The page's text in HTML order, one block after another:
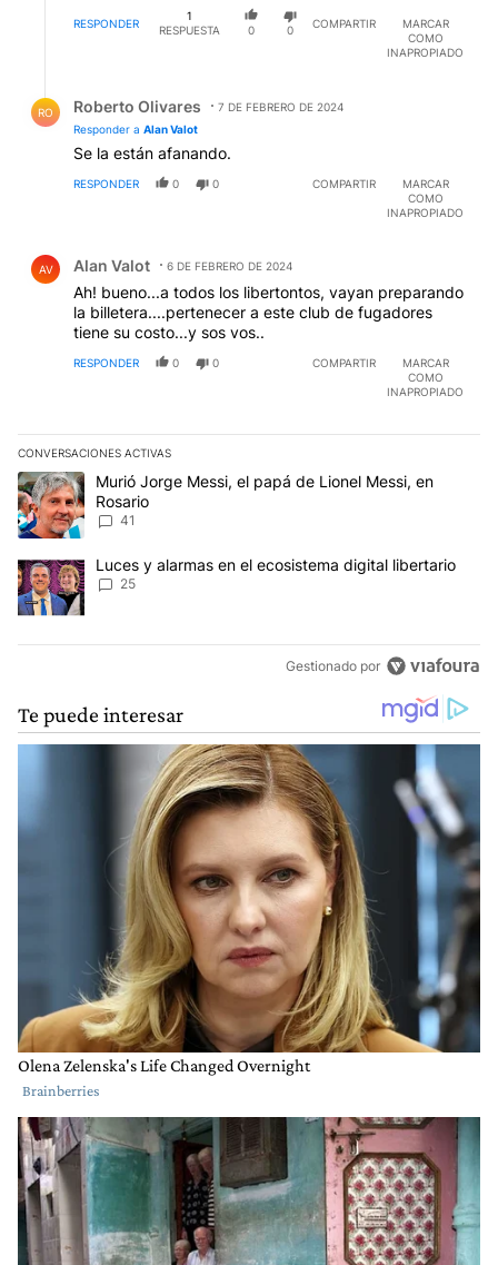
RESPONDER
1
RESPUESTA
0 0
COMPARTIR
MARCAR
COMO
INAPROPIADO
RO Roberto Olivares
7 DE FEBRERO DE 2024
Responder a Alan Valot
Se la están afanando.
RESPONDER 0 0 COMPARTIR
MARCAR
COMO
INAPROPIADO
AV Alan Valot 6 DE FEBRERO DE 2024
Ah! bueno...a todos los libertontos, vayan preparando
la billetera....pertenecer a este club de fugadores
tiene su costo...y sos vos..
RESPONDER 0 0 COMPARTIR
MARCAR
COMO
INAPROPIADO
CONVERSACIONES ACTIVAS
Este listado muestra los artículos con más comentarios en los
Un artículo de tendencia con el título "Murió Jorge Messi, el papá
Murió Jorge Messi, el papá de Lionel Messi, en
Rosario
41
Un artículo de tendencia con el título "Luces y alarmas en el
Luces y alarmas en el ecosistema digital libertario
25
Gestionado por